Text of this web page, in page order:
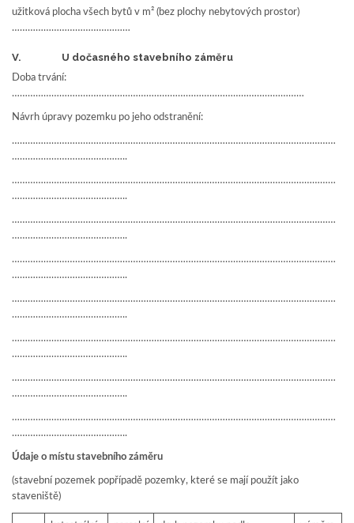
užitková plocha všech bytů v m² (bez plochy nebytových prostor)
………………………………………
V. U dočasného stavebního záměru
Doba trvání:
…………………………………………………………………………………………………
Návrh úpravy pozemku po jeho odstranění:
……………………………………………………………………………………………………………
……………………………………..
……………………………………………………………………………………………………………
……………………………………..
……………………………………………………………………………………………………………
……………………………………..
……………………………………………………………………………………………………………
……………………………………..
……………………………………………………………………………………………………………
……………………………………..
……………………………………………………………………………………………………………
……………………………………..
……………………………………………………………………………………………………………
……………………………………..
……………………………………………………………………………………………………………
……………………………………..
Údaje o místu stavebního záměru
(stavební pozemek popřípadě pozemky, které se mají použít jako
staveniště)